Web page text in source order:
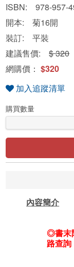
ISBN: 978-957-
開本: 菊16開
裝訂: 平裝
建議售價:$ 320
網購價：$320
加入追蹤清單
購買數量
內容簡介
◎書末
路查詢